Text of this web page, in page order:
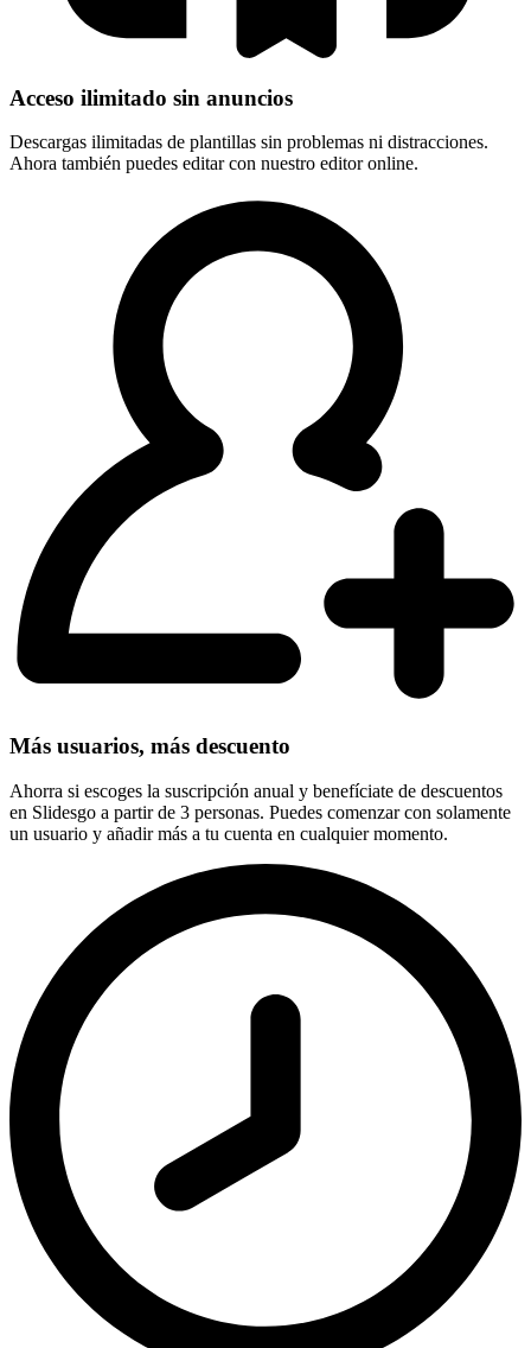
Acceso ilimitado sin anuncios
Descargas ilimitadas de plantillas sin problemas ni distracciones.
Ahora también puedes editar con nuestro editor online.
Más usuarios, más descuento
Ahorra si escoges la suscripción anual y benefíciate de descuentos
en Slidesgo a partir de 3 personas. Puedes comenzar con solamente
un usuario y añadir más a tu cuenta en cualquier momento.